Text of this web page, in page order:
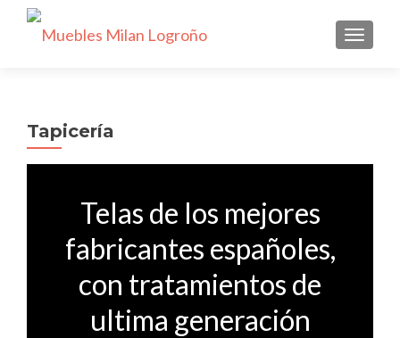
Tapicería
Telas de los mejores
fabricantes españoles,
con tratamientos de
ultima generación